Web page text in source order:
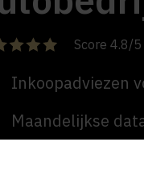
Score 4.8/5
Inkoopadviezen
Maandelijkse